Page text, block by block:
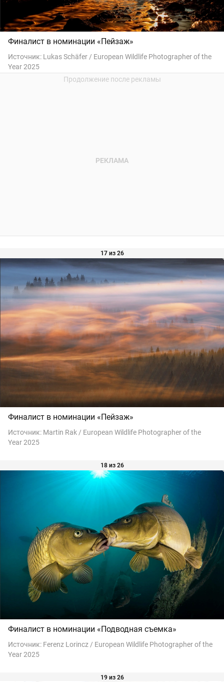
Финалист в номинации «Пейзаж»
Источник: Lukas Schäfer / European Wildlife Photographer of the
Year 2025
17 из 26
Финалист в номинации «Пейзаж»
Источник: Martin Rak / European Wildlife Photographer of the
Year 2025
18 из 26
Финалист в номинации «Подводная съемка»
Источник: Ferenz Lorincz / European Wildlife Photographer of the
Year 2025
19 из 26